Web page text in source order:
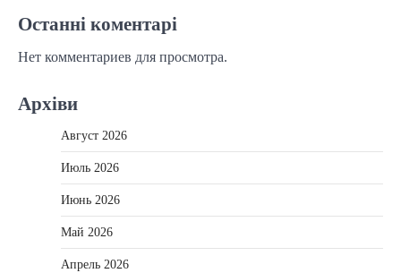
Останні коментарі
Нет комментариев для просмотра.
Архіви
Август 2026
Июль 2026
Июнь 2026
Май 2026
Апрель 2026